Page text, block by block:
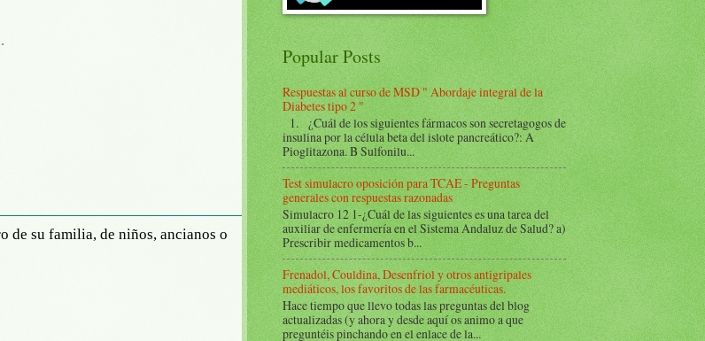
de su familia, de niños, ancianos o
Popular Posts
Respuestas al curso de MSD " Abordaje integral de la
Diabetes tipo 2 "
1. ¿Cuál de los siguientes fármacos son secretagogos de
insulina por la célula beta del islote pancreático?: A
Pioglitazona. B Sulfonilu...
Test simulacro oposición para TCAE - Preguntas
generales con respuestas razonadas
Simulacro 12 1-¿Cuál de las siguientes es una tarea del
auxiliar de enfermería en el Sistema Andaluz de Salud? a)
Prescribir medicamentos b...
Frenadol, Couldina, Desenfriol y otros antigripales
mediáticos, los favoritos de las farmacéuticas.
Hace tiempo que llevo todas las preguntas del blog
actualizadas (y ahora y desde aquí os animo a que
preguntéis pinchando en el enlace de la...